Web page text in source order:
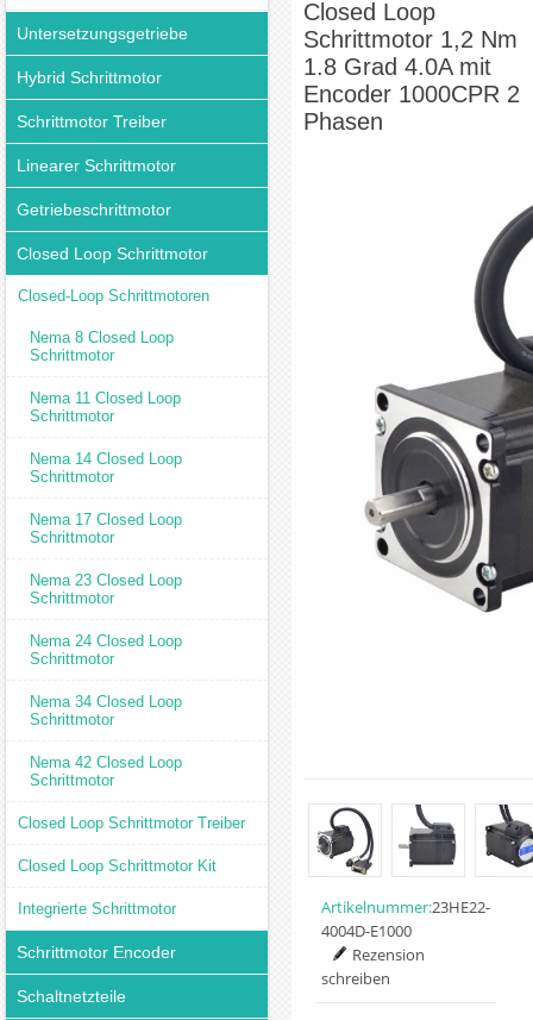
Untersetzungsgetriebe
Hybrid Schrittmotor
Schrittmotor Treiber
Linearer Schrittmotor
Getriebeschrittmotor
Closed Loop Schrittmotor
Closed-Loop Schrittmotoren
Nema 8 Closed Loop
Schrittmotor
Nema 11 Closed Loop
Schrittmotor
Nema 14 Closed Loop
Schrittmotor
Nema 17 Closed Loop
Schrittmotor
Nema 23 Closed Loop
Schrittmotor
Nema 24 Closed Loop
Schrittmotor
Nema 34 Closed Loop
Schrittmotor
Nema 42 Closed Loop
Schrittmotor
Closed Loop Schrittmotor Treiber
Closed Loop Schrittmotor Kit
Integrierte Schrittmotor
Schrittmotor Encoder
Schaltnetzteile
Closed Loop
Schrittmotor 1,2 Nm
1.8 Grad 4.0A mit
Encoder 1000CPR 2
Phasen
Artikelnummer:23HE22-
4004D-E1000
Rezension
schreiben